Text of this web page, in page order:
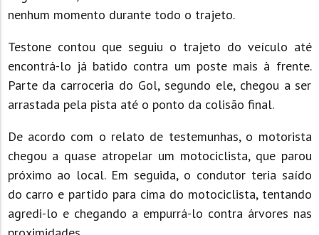
nenhum momento durante todo o trajeto.
Testone contou que seguiu o trajeto do veículo até
encontrá-lo já batido contra um poste mais à frente.
Parte da carroceria do Gol, segundo ele, chegou a ser
arrastada pela pista até o ponto da colisão final.
De acordo com o relato de testemunhas, o motorista
chegou a quase atropelar um motociclista, que parou
próximo ao local. Em seguida, o condutor teria saído
do carro e partido para cima do motociclista, tentando
agredi-lo e chegando a empurrá-lo contra árvores nas